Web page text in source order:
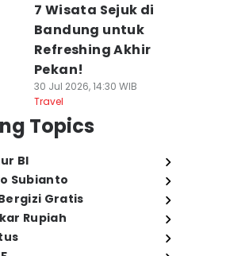
7 Wisata Sejuk di
Bandung untuk
Refreshing Akhir
Pekan!
30 Jul 2026, 14:30 WIB
Travel
Topics
BI
Subianto
Gratis
Rupiah